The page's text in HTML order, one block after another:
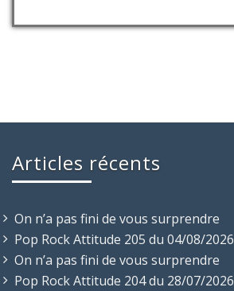
Articles récents
On n’a pas fini de vous surprendre
Pop Rock Attitude 205 du 04/08/2026
On n’a pas fini de vous surprendre
Pop Rock Attitude 204 du 28/07/2026